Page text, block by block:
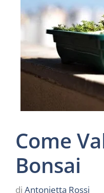
Come
Bonsai
di Antonietta Rossi